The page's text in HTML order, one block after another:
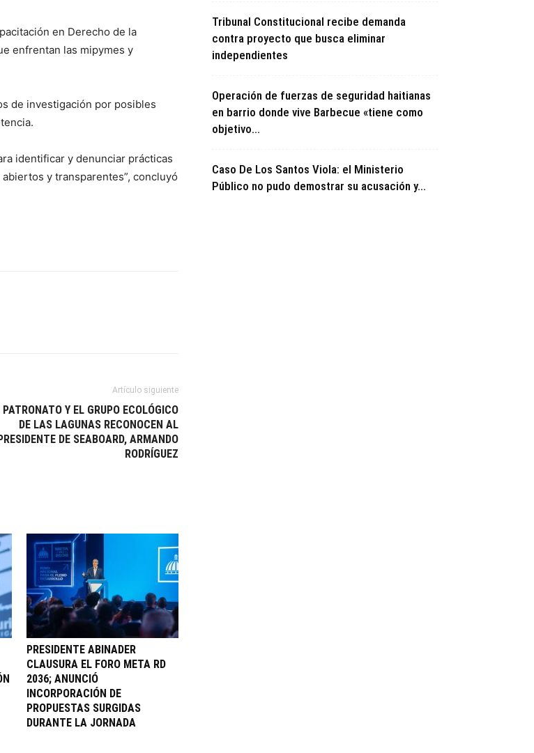
en Derecho de la
enfrentan las mipymes y
de investigación por posibles
identificar y denunciar prácticas
y transparentes”, concluyó
Artículo siguiente
Y EL GRUPO ECOLÓGICO
DE LAS LAGUNAS RECONOCEN AL
DE SEABOARD, ARMANDO
RODRÍGUEZ
PRESIDENTE ABINADER
CLAUSURA EL FORO META RD
2036; ANUNCIÓ
INCORPORACIÓN DE
PROPUESTAS SURGIDAS
DURANTE LA JORNADA
Tribunal Constitucional recibe demanda
contra proyecto que busca eliminar
independientes
Operación de fuerzas de seguridad haitianas
en barrio donde vive Barbecue «tiene como
objetivo...
Caso De Los Santos Viola: el Ministerio
Público no pudo demostrar su acusación y...